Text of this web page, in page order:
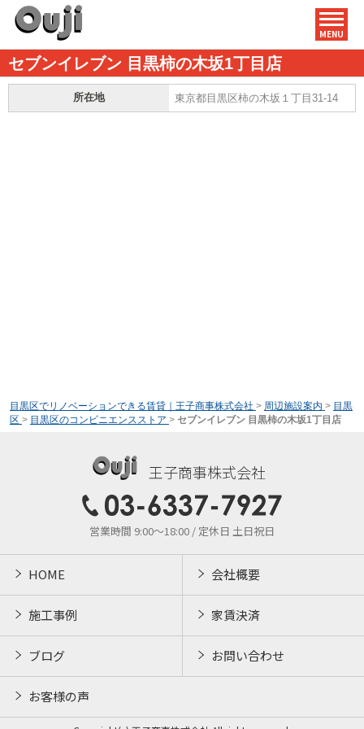
MENU
セブンイレブン 目黒柿の木坂1丁目店
所在地 東京都目黒区柿の木坂１丁目31-14
目黒区でリノベーションできる賃貸｜王子商事株式会社 > 周辺施設案内 > 目黒
区 > 目黒区のコンビニエンスストア > セブンイレブン 目黒柿の木坂1丁目店
王子商事株式会社
営業時間 9:00～18:00 / 定休日 土日祝日
HOME 会社概要
施工事例 家賃決済
ブログ お問い合わせ
お客様の声